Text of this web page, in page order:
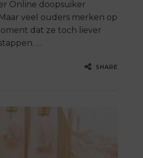
Online doopsuiker
veel ouders merken op
dat ze toch liever
…
SHARE